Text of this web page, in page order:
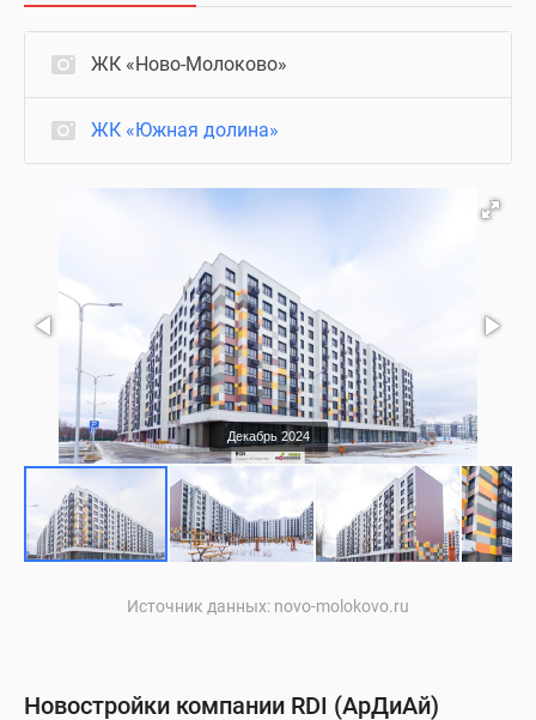
Декабрь 2024
Источник данных: novo-molokovo.ru
ЖК «Ново-Молоково»
ЖК «Южная долина»
Новостройки компании RDI (АрДиАй)